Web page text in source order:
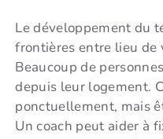
Le développement du
frontières entre lieu de
Beaucoup de
depuis leur logement.
ponctuellement, mais
Un coach peut aider à